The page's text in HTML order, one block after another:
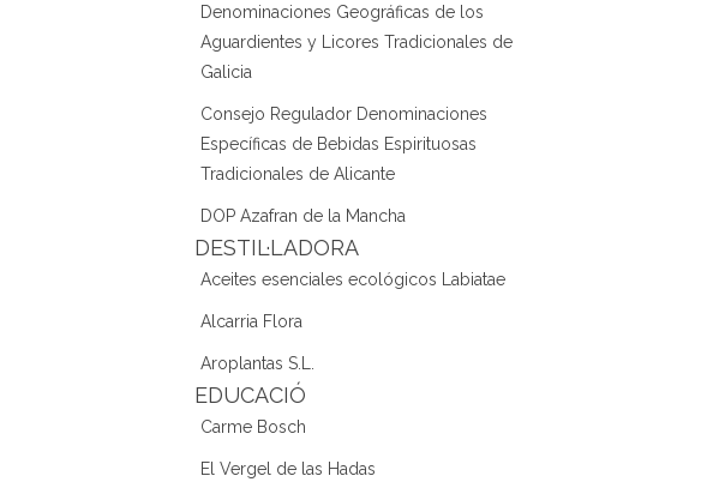
Denominaciones Geográficas de los
Aguardientes y Licores Tradicionales de
Galicia
Consejo Regulador Denominaciones
Específicas de Bebidas Espirituosas
Tradicionales de Alicante
DOP Azafran de la Mancha
DESTIL·LADORA
Aceites esenciales ecológicos Labiatae
Alcarria Flora
Aroplantas S.L.
EDUCACIÓ
Carme Bosch
El Vergel de las Hadas